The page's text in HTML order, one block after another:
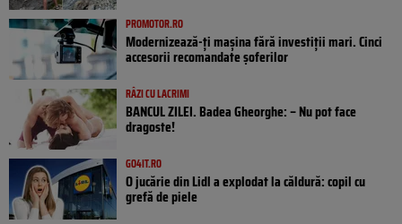
PROMOTOR.RO
Modernizează-ți mașina fără investiții mari. Cinci
accesorii recomandate șoferilor
RÂZI CU LACRIMI
BANCUL ZILEI. Badea Gheorghe: – Nu pot face
dragoste!
GO4IT.RO
O jucărie din Lidl a explodat la căldură: copil cu
grefă de piele